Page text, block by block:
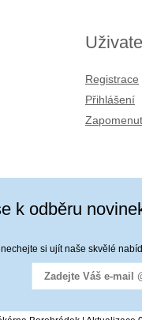
Registrace
Přihlášení
k odběru
si ujít naše skvělé